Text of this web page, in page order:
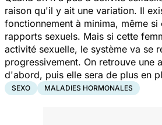
raison qu'il y ait une variation. Il
fonctionnement à minima, même
rapports sexuels. Mais si cette
activité sexuelle, le système va se
progressivement. On retrouve une
d'abord, puis elle sera de plus en
SEXO MALADIES HORMONALES